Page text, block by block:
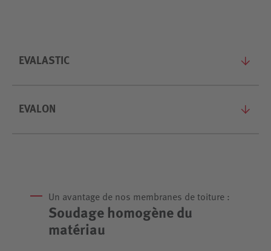
EVALASTIC
EVALON
Un avantage de nos membranes de toiture :
Soudage homogène du
matériau